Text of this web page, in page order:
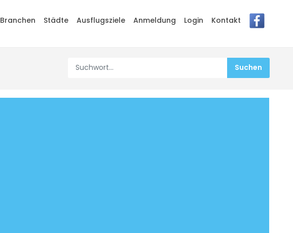
Branchen Städte Ausflugsziele Anmeldung Login Kontakt